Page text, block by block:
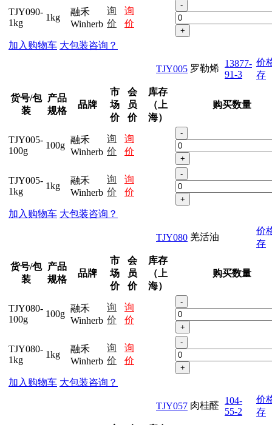
TJY090-
1kg
1kg
融禾
Winherb
询
价
询
价
-
+
加入购物车 大包装咨询？
TJY005 罗勒烯 13877-
91-3
价
存
货号/包
装
产品
规格
品牌
市
场
价
会
员
价
库存
（上
海）
购买数量
TJY005-
100g
100g
融禾
Winherb
询
价
询
价
-
+
TJY005-
1kg
1kg
融禾
Winherb
询
价
询
价
-
+
加入购物车 大包装咨询？
TJY080 羌活油
价
存
货号/包
装
产品
规格
品牌
市
场
价
会
员
价
库存
（上
海）
购买数量
TJY080-
100g
100g
融禾
Winherb
询
价
询
价
-
+
TJY080-
1kg
1kg
融禾
Winherb
询
价
询
价
-
+
加入购物车 大包装咨询？
TJY057 肉桂醛 104-
55-2
价
存